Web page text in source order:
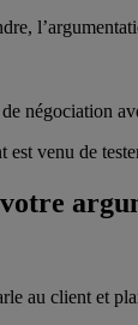
négociation
venu de
au client et